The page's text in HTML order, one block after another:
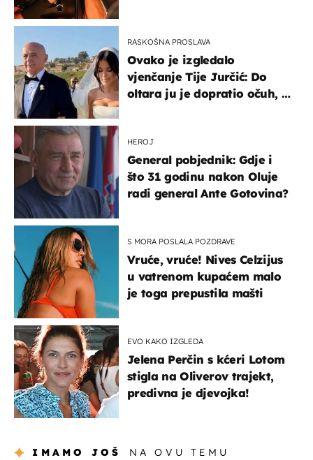
RASKOŠNA PROSLAVA
Ovako je izgledalo
vjenčanje Tije Jurčić: Do
oltara ju je dopratio očuh, a
HEROJ
General pobjednik: Gdje i
što 31 godinu nakon Oluje
radi general Ante Gotovina?
S MORA POSLALA POZDRAVE
Vruće, vruće! Nives Celzijus
u vatrenom kupaćem malo
je toga prepustila mašti
EVO KAKO IZGLEDA
Jelena Perčin s kćeri Lotom
stigla na Oliverov trajekt,
predivna je djevojka!
IMAMO JOŠ NA OVU TEMU